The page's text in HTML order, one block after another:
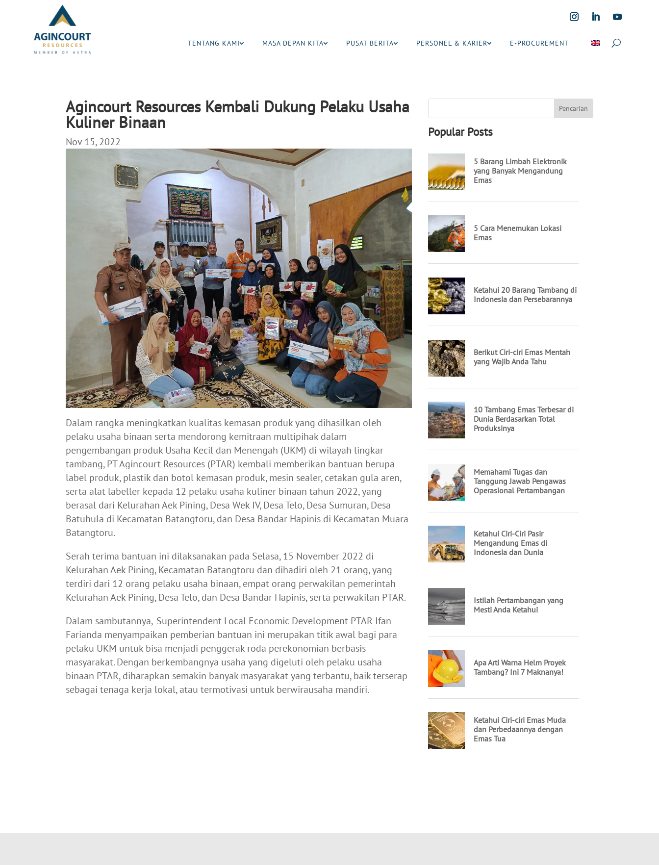
TENTANG KAMI MASA DEPAN KITA PUSAT BERITA PERSONEL & KARIER E-PROCUREMENT
Agincourt Resources Kembali Dukung Pelaku Usaha
Kuliner Binaan
Nov 15, 2022
Dalam rangka meningkatkan kualitas kemasan produk yang dihasilkan oleh
pelaku usaha binaan serta mendorong kemitraan multipihak dalam
pengembangan produk Usaha Kecil dan Menengah (UKM) di wilayah lingkar
tambang, PT Agincourt Resources (PTAR) kembali memberikan bantuan berupa
label produk, plastik dan botol kemasan produk, mesin sealer, cetakan gula aren,
serta alat labeller kepada 12 pelaku usaha kuliner binaan tahun 2022, yang
berasal dari Kelurahan Aek Pining, Desa Wek IV, Desa Telo, Desa Sumuran, Desa
Batuhula di Kecamatan Batangtoru, dan Desa Bandar Hapinis di Kecamatan Muara
Batangtoru.
Serah terima bantuan ini dilaksanakan pada Selasa, 15 November 2022 di
Kelurahan Aek Pining, Kecamatan Batangtoru dan dihadiri oleh 21 orang, yang
terdiri dari 12 orang pelaku usaha binaan, empat orang perwakilan pemerintah
Kelurahan Aek Pining, Desa Telo, dan Desa Bandar Hapinis, serta perwakilan PTAR.
Dalam sambutannya, Superintendent Local Economic Development PTAR Ifan
Farianda menyampaikan pemberian bantuan ini merupakan titik awal bagi para
pelaku UKM untuk bisa menjadi penggerak roda perekonomian berbasis
masyarakat. Dengan berkembangnya usaha yang digeluti oleh pelaku usaha
binaan PTAR, diharapkan semakin banyak masyarakat yang terbantu, baik terserap
sebagai tenaga kerja lokal, atau termotivasi untuk berwirausaha mandiri.
Popular Posts